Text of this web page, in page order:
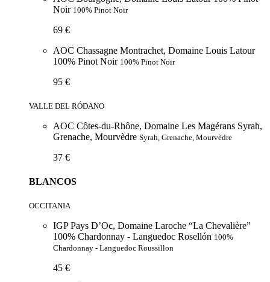
Noir 100% Pinot Noir
69 €
AOC Chassagne Montrachet, Domaine Louis Latour
100% Pinot Noir 100% Pinot Noir
95 €
VALLE DEL RÓDANO
AOC Côtes-du-Rhône, Domaine Les Magérans Syrah,
Grenache, Mourvèdre Syrah, Grenache, Mourvèdre
37 €
BLANCOS
OCCITANIA
IGP Pays D’Oc, Domaine Laroche “La Chevalière”
100% Chardonnay - Languedoc Rosellón 100%
Chardonnay - Languedoc Roussillon
45 €